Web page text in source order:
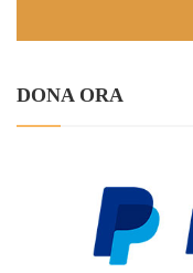
DONA ORA